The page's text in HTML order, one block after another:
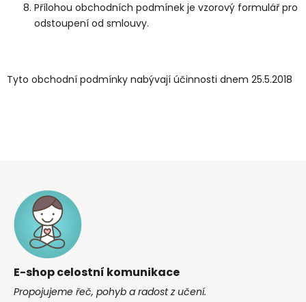
Přílohou obchodních podmínek je vzorový formulář pro
odstoupení od smlouvy.
Tyto obchodní podmínky nabývají účinnosti dnem 25.5.2018
E-shop celostní komunikace
Propojujeme řeč, pohyb a radost z učení.